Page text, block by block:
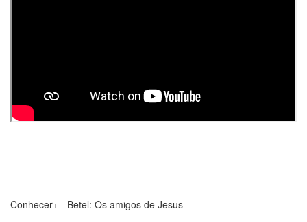
Conhecer+ - Betel: Os amigos de Jesus